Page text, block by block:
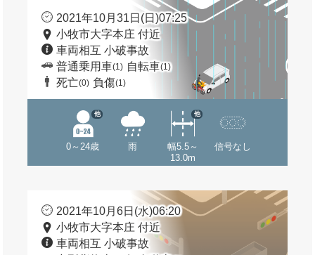
2021年10月31日(日)07:25
小牧市大字本庄 付近
車両相互 小破事故
普通乗用車(1) 自転車(1)
死亡(0) 負傷(1)
0～24歳
他
雨
幅5.5～
13.0m
他
信号なし
2021年10月6日(水)06:20
小牧市大字本庄 付近
車両相互 小破事故